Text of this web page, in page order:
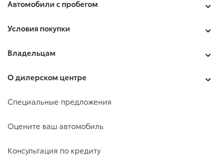
Автомобили с пробегом
Условия покупки
Владельцам
О дилерском центре
Специальные предложения
Оцените ваш автомобиль
Консультация по кредиту